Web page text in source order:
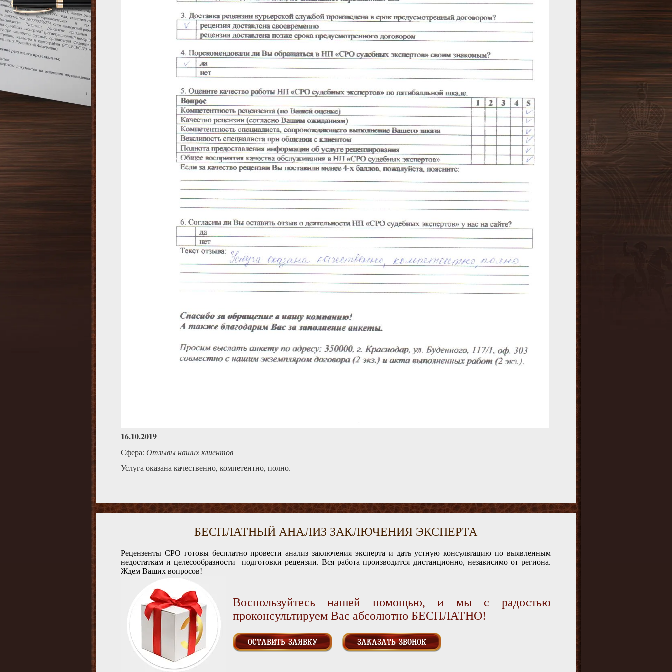
16.10.2019
Сфера: Отзывы наших клиентов
Услуга оказана качественно, компетентно, полно.
БЕСПЛАТНЫЙ АНАЛИЗ ЗАКЛЮЧЕНИЯ ЭКСПЕРТА
Рецензенты СРО готовы бесплатно провести анализ заключения эксперта и дать устную консультацию по выявленным
недостаткам и целесообразности подготовки рецензии. Вся работа производится дистанционно, независимо от региона.
Ждем Ваших вопросов!
Воспользуйтесь нашей помощью, и мы с радостью
проконсультируем Вас абсолютно БЕСПЛАТНО!
ОСТАВИТЬ ЗАЯВКУ ЗАКАЗАТЬ ЗВОНОК